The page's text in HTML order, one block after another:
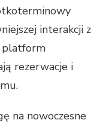
interakcji z
platform
rezerwacje i
na nowoczesne